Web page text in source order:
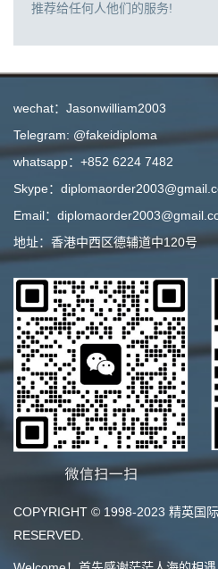
推荐给任何人他们的服务!
wechat：Jasonwilliam2003
Telegram: @fakeidiploma
whatsapp：+852 6224 7482
Skype：
Email：
地址：香港中西区德辅道中120号
COPYRIGHT © 1998-2023 精英国
RESERVED.